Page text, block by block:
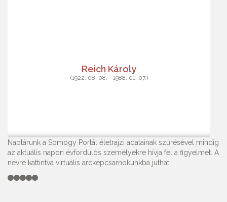
Reich Károly
(1922. 08. 08. - 1988. 01. 07.)
Naptárunk a Somogy Portál életrajzi adatainak szűrésével mindig
az aktuális napon évfordulós személyekre hívja fel a figyelmet. A
névre kattintva virtuális arcképcsarnokunkba juthat.